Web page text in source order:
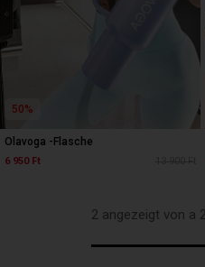
50%
Olavoga -Flasche
6 950 Ft
2 angezeigt von a